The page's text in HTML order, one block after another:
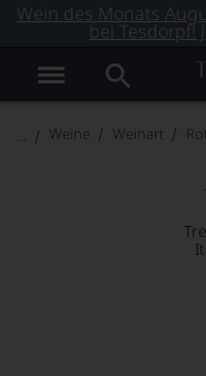
Wein des Monats
bei Tesdorpf!
Weine Weinart